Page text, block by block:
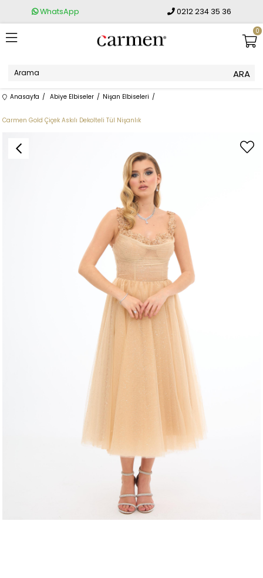
WhatsApp 0212 234 35 36
0
Anasayfa Abiye Elbiseler Nişan Elbiseleri
Carmen Gold Çiçek Askılı Dekolteli Tül Nişanlık